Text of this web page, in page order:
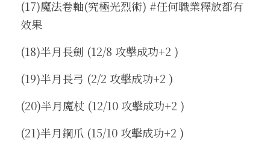
(17)魔法卷軸(究極光烈術) #任何職業釋放都有
效果
(18)半月長劍 (12/8 攻擊成功+2 )
(19)半月長弓 (2/2 攻擊成功+2 )
(20)半月魔杖 (12/10 攻擊成功+2 )
(21)半月鋼爪 (15/10 攻擊成功+2 )